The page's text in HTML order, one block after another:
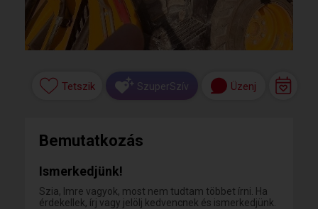
Tetszik SzuperSzív Üzenj
Bemutatkozás
Ismerkedjünk!
Szia, Imre vagyok, most nem tudtam többet írni. Ha
érdekellek, írj vagy jelölj kedvencnek és ismerkedjünk.